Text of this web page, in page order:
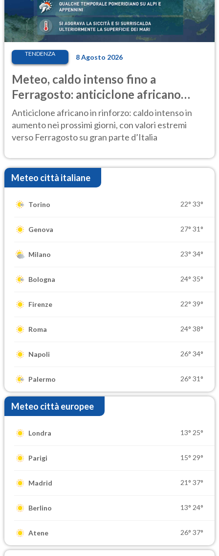
TENDENZA 8 Agosto 2026
Meteo, caldo intenso fino a
Ferragosto: anticiclone africano
ancora protagonista
Anticiclone africano in rinforzo: caldo intenso in
aumento nei prossimi giorni, con valori estremi
verso Ferragosto su gran parte d’Italia
Meteo città italiane
Torino 22° 33°
Genova 27° 31°
Milano 23° 34°
Bologna 24° 35°
Firenze 22° 39°
Roma 24° 38°
Napoli 26° 34°
Palermo 26° 31°
Meteo città europee
Londra 13° 25°
Parigi 15° 29°
Madrid 21° 37°
Berlino 13° 24°
Atene 26° 37°